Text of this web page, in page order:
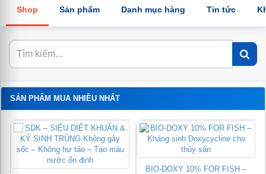
Shop Sản phẩm Danh mục hàng Tin tức
SẢN PHẨM MUA NHIỀU NHẤT
BIO-DOXY 10% FOR FISH –